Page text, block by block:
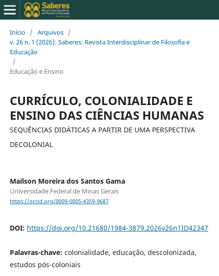
Início / Arquivos /
v. 26 n. 1 (2026): Saberes: Revista Interdisciplinar de Filosofia e
Educação
/
Educação e Ensino
CURRÍCULO, COLONIALIDADE E
ENSINO DAS CIÊNCIAS HUMANAS
SEQUÊNCIAS DIDÁTICAS A PARTIR DE UMA PERSPECTIVA
DECOLONIAL
Mailson Moreira dos Santos Gama
Universidade Federal de Minas Gerais
https://orcid.org/0009-0005-4359-9687
DOI: https://doi.org/10.21680/1984-3879.2026v26n1ID42347
Palavras-chave: colonialidade, educação, descolonizada,
estudos pós-coloniais